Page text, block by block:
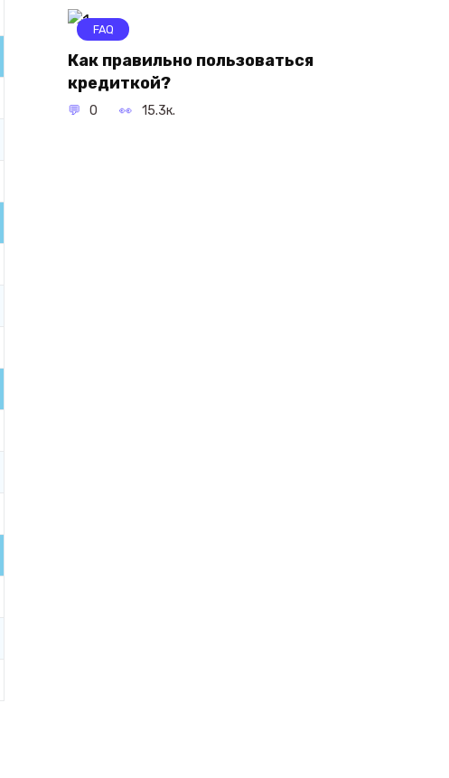
FAQ
Как правильно пользоваться
кредиткой?
0 15.3к.